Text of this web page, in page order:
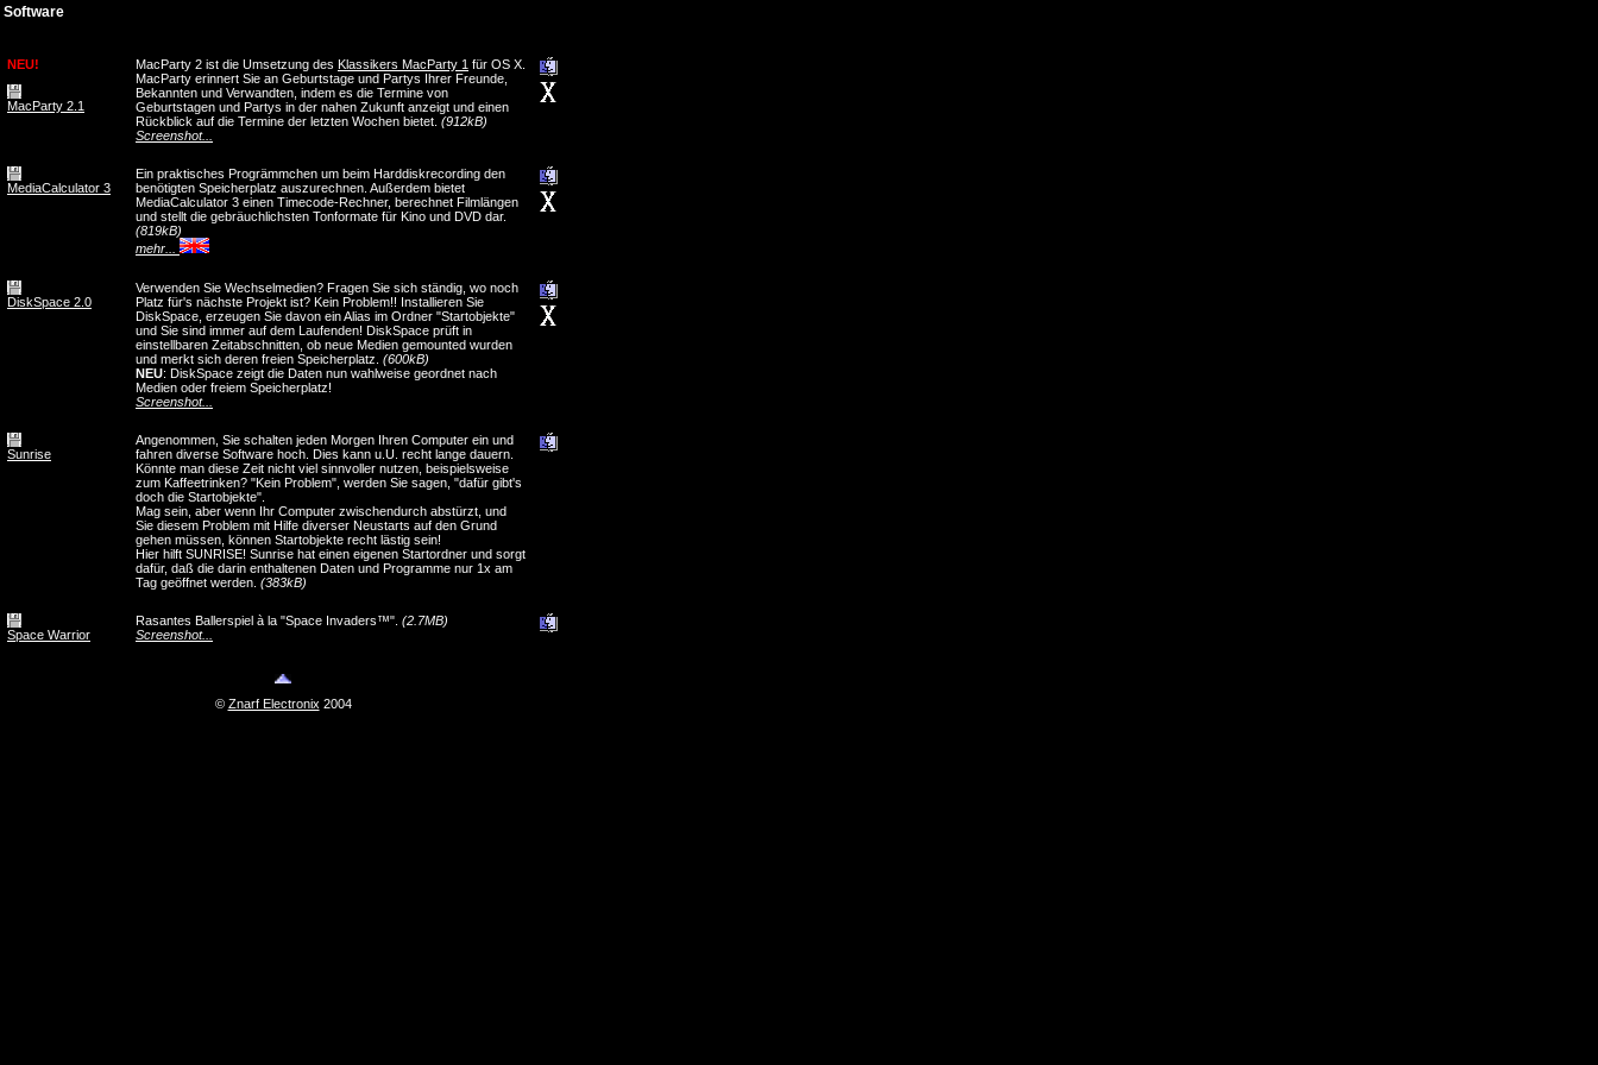
Software
NEU!
MacParty 2.1
MacParty 2 ist die Umsetzung des Klassikers MacParty 1 für OS X.
MacParty erinnert Sie an Geburtstage und Partys Ihrer Freunde,
Bekannten und Verwandten, indem es die Termine von
Geburtstagen und Partys in der nahen Zukunft anzeigt und einen
Rückblick auf die Termine der letzten Wochen bietet. (912kB)
Screenshot...
MediaCalculator 3
Ein praktisches Progrämmchen um beim Harddiskrecording den
benötigten Speicherplatz auszurechnen. Außerdem bietet
MediaCalculator 3 einen Timecode-Rechner, berechnet Filmlängen
und stellt die gebräuchlichsten Tonformate für Kino und DVD dar.
(819kB)
mehr...
DiskSpace 2.0
Verwenden Sie Wechselmedien? Fragen Sie sich ständig, wo noch
Platz für's nächste Projekt ist? Kein Problem!! Installieren Sie
DiskSpace, erzeugen Sie davon ein Alias im Ordner "Startobjekte"
und Sie sind immer auf dem Laufenden! DiskSpace prüft in
einstellbaren Zeitabschnitten, ob neue Medien gemounted wurden
und merkt sich deren freien Speicherplatz. (600kB)
NEU: DiskSpace zeigt die Daten nun wahlweise geordnet nach
Medien oder freiem Speicherplatz!
Screenshot...
Sunrise
Angenommen, Sie schalten jeden Morgen Ihren Computer ein und
fahren diverse Software hoch. Dies kann u.U. recht lange dauern.
Könnte man diese Zeit nicht viel sinnvoller nutzen, beispielsweise
zum Kaffeetrinken? "Kein Problem", werden Sie sagen, "dafür gibt's
doch die Startobjekte".
Mag sein, aber wenn Ihr Computer zwischendurch abstürzt, und
Sie diesem Problem mit Hilfe diverser Neustarts auf den Grund
gehen müssen, können Startobjekte recht lästig sein!
Hier hilft SUNRISE! Sunrise hat einen eigenen Startordner und sorgt
dafür, daß die darin enthaltenen Daten und Programme nur 1x am
Tag geöffnet werden. (383kB)
Space Warrior
Rasantes Ballerspiel à la "Space Invaders™". (2.7MB)
Screenshot...
© Znarf Electronix 2004